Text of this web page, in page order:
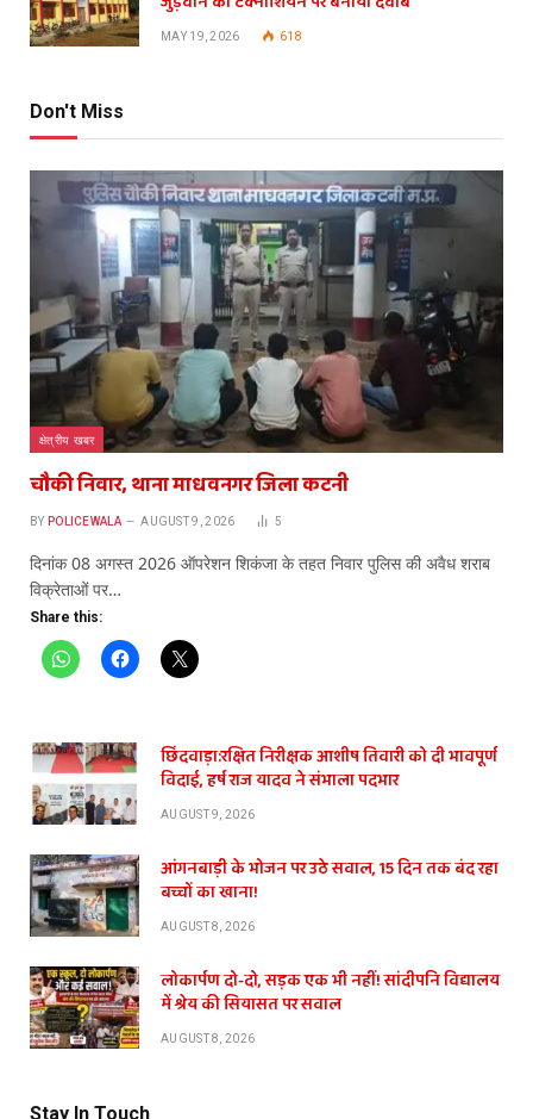
MAY 19, 2026 618
Don't Miss
क्षेत्रीय खबर
चौकी निवार, थाना माधवनगर जिला कटनी
BY POLICEWALA AUGUST 9, 2026 5
दिनांक 08 अगस्त 2026 ऑपरेशन शिकंजा के तहत निवार पुलिस की अवैध शराब
विक्रेताओं पर…
Share this:
छिंदवाड़ा:रक्षित निरीक्षक आशीष तिवारी को दी भावपूर्ण
विदाई, हर्ष राज यादव ने संभाला पदभार
AUGUST 9, 2026
आंगनबाड़ी के भोजन पर उठे सवाल, 15 दिन तक बंद रहा
बच्चों का खाना!
AUGUST 8, 2026
लोकार्पण दो-दो, सड़क एक भी नहीं! सांदीपनि विद्यालय
में श्रेय की सियासत पर सवाल
AUGUST 8, 2026
Stay In Touch